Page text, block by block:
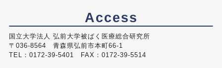
Access
国立大学法人 弘前大学被ばく医療総合研究所
〒036-8564 青森県弘前市本町66-1
TEL：0172-39-5401 FAX：0172-39-5514